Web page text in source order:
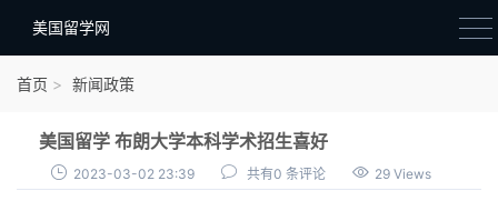
美国留学网
院校选择
首页 新闻政策
美国留学 布朗大学本科学术招生喜好
2023-03-02 23:39 共有0 条评论 29 Views